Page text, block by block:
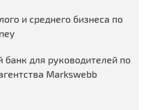
и среднего бизнеса по
для руководителей по
Markswebb